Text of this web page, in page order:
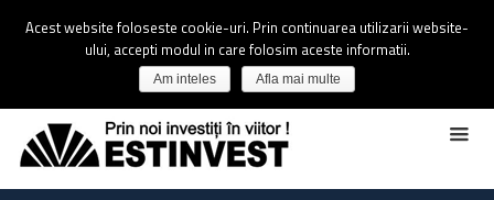
Acest website foloseste cookie-uri. Prin continuarea utilizarii website-
ului, accepti modul in care folosim aceste informatii.
Am inteles Afla mai multe